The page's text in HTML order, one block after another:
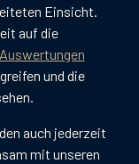
Einsicht.
auf die
und die
auch jederzeit
mit unseren